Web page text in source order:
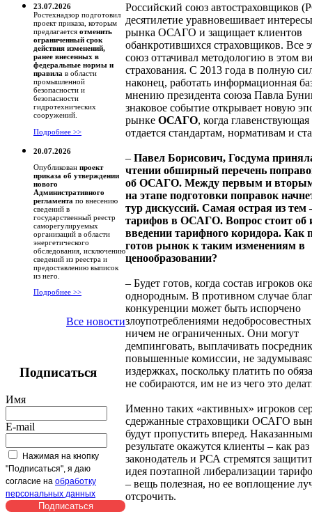
23.07.2026
Ростехнадзор подготовил
проект приказа, которым
предлагается отменить
ограниченный срок
действия изменений,
ранее внесенных в
федеральные нормы и
правила в области
промышленной
безопасности и
безопасности
гидротехнических
сооружений.
Подробнее >>
20.07.2026
Опубликован проект
приказа об утверждении
нового
Административного
регламента по внесению
сведений в
государственный реестр
саморегулируемых
организаций в области
энергетического
обследования, исключению
сведений из реестра и
предоставлению выписок
из него.
Подробнее >>
Все новости
Подписаться
Имя
E-mail
Нажимая на кнопку
"Подписаться", я даю
согласие на обработку
персональных данных
Российский союз автостраховщиков
десятилетие уравновешивает
рынка ОСАГО и защищает клиентов
обанкротившихся страховщиков. Все
союз оттачивал методологию в этом
страхования. С 2013 года в полную
наконец, работать информационная
мнению президента союза Павла
знаковое событие открывает новую
рынке ОСАГО, когда главенствующая
отдается стандартам, нормативам и
– Павел Борисович, Госдума
чтении обширный перечень
об ОСАГО. Между первым и
на этапе подготовки поправок
тур дискуссий. Самая острая из тем
тарифов в ОСАГО. Вопрос стоит об
введении тарифного коридора. Как
готов рынок к таким изменениям в
ценообразовании?
– Будет готов, когда состав игроков
однородным. В противном случае
конкуренции может быть испорчено
злоупотреблениями
ничем не ограниченных. Они могут
демпинговать, выплачивать
повышенные комиссии, не
издержках, поскольку платить по
не собираются, им не из чего это
Именно таких «активных» игроков
сдержанные страховщики ОСАГО
будут пропустить вперед.
результате окажутся клиенты – как раз
законодатель и РСА стремятся
идея поэтапной либерализации
– вещь полезная, но ее воплощение
отсрочить.